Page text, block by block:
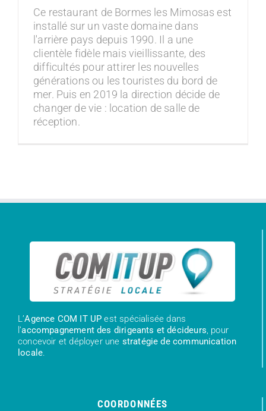
Ce restaurant de Bormes les Mimosas est
installé sur un vaste domaine dans
l'arrière pays depuis 1990. Il a une
clientèle fidèle mais vieillissante, des
difficultés pour attirer les nouvelles
générations ou les touristes du bord de
mer. Puis en 2019 la direction décide de
changer de vie : location de salle de
réception.
L’Agence COM IT UP est spécialisée dans
l’accompagnement des dirigeants et décideurs, pour
concevoir et déployer une stratégie de communication
locale.
COORDONNÉES